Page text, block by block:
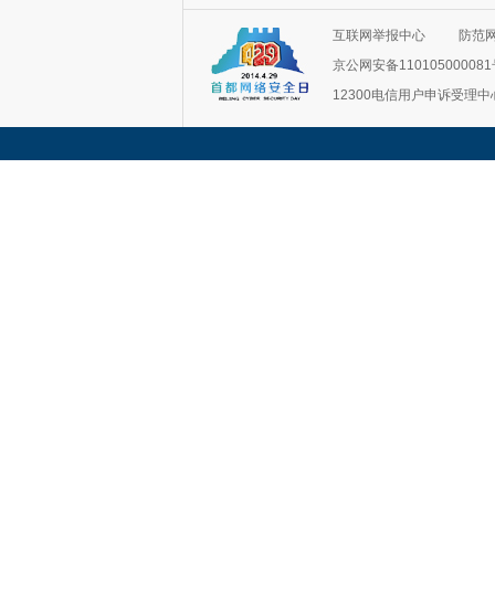
互联网举报中心
防范
京公网安备110105000081
12300电信用户申诉受理中